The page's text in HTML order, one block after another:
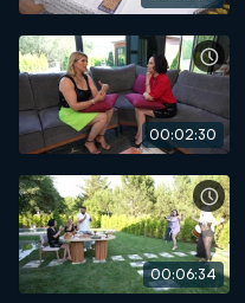
00:02:30
00:06:34